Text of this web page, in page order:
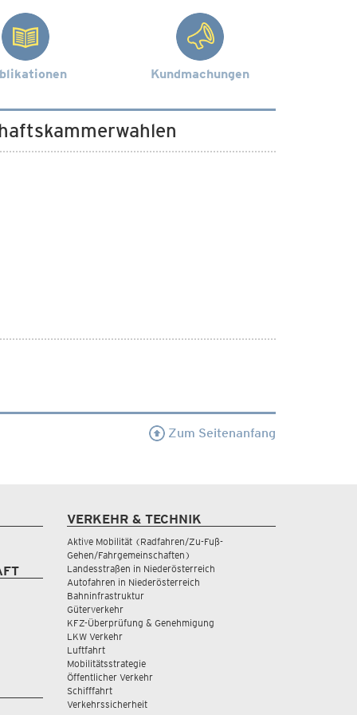
Kundmachungen
Zum Seitenanfang
VERKEHR & TECHNIK
Aktive Mobilität (Radfahren/Zu-Fuß-
Gehen/Fahrgemeinschaften)
Landesstraßen in Niederösterreich
Autofahren in Niederösterreich
Bahninfrastruktur
Güterverkehr
KFZ-Überprüfung & Genehmigung
LKW Verkehr
Luftfahrt
Mobilitätsstrategie
Öffentlicher Verkehr
Schifffahrt
Verkehrssicherheit